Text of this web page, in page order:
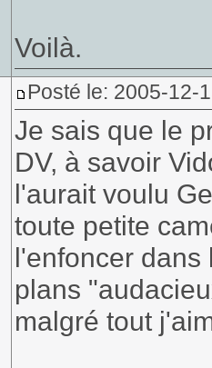
Voilà.
Posté le: 2005-12-
Je sais que le
DV, à savoir
l'aurait voulu
toute petite
l'enfoncer
plans
malgré tout